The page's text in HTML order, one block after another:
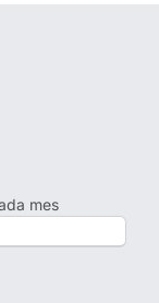
mes